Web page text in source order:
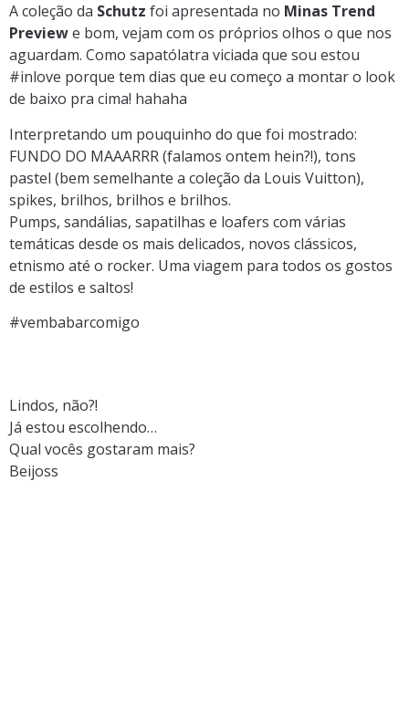
A coleção da Schutz foi apresentada no Minas Trend
Previewe bom, vejam com os próprios olhos o que nos
aguardam. Como sapatólatra viciada que sou estou
#inlove porque tem dias que eu começo a montar o look
de baixo pra cima! hahaha
Interpretando um pouquinho do que foi mostrado:
FUNDO DO MAAARRR (falamos ontem hein?!), tons
pastel (bem semelhante a coleção da Louis Vuitton),
spikes, brilhos, brilhos e brilhos.
Pumps, sandálias, sapatilhas e loafers com várias
temáticas desde os mais delicados, novos clássicos,
etnismo até o rocker. Uma viagem para todos os gostos
de estilos e saltos!
#vembabarcomigo
Lindos, não?!
Já estou escolhendo…
Qual vocês gostaram mais?
Beijoss